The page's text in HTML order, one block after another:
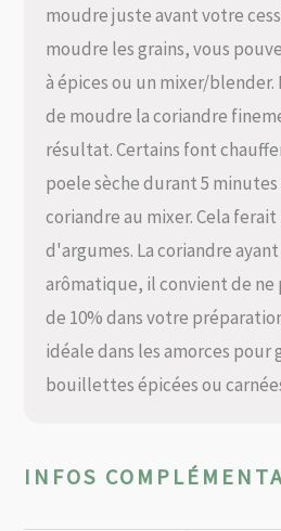
moudre juste avant votre
moudre les grains, vous
à épices ou un mixer/
de moudre la coriandre
résultat. Certains font
poele sèche durant 5 minutes
coriandre au mixer. Cela
d'argumes. La coriandre
arômatique, il convient de ne
de 10% dans votre
idéale dans les amorces pour
bouillettes épicées ou
INFOS